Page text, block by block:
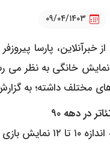
۰۹/۰۴/۱۴۰۳
خانگی به نظر می
مختلف داشته؛ به
در دهه ۹۰